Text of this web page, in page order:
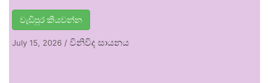
වැඩිපුර කියවන්න
July 15, 2026 / විනිවිද සායනය